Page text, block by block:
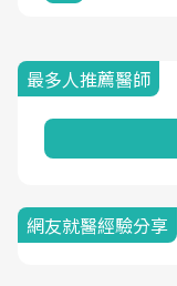
最多人推薦醫師
網友就醫經驗分享